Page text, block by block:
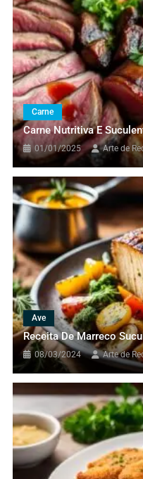
Salada Simples,
Carne Nutritiva e
Massa Receitas
Lasanha De
Saudável E
04/06/2024
Massa Receitas
Lasanha Ao
Cogumelo Paris
26/05/2024 Arte
Massa
Spaghetti Com
Tradição
Carne
Carne Nutritiva E
01/01/2025 Arte de
Ave
Receita De Marreco
08/03/2024 Arte de